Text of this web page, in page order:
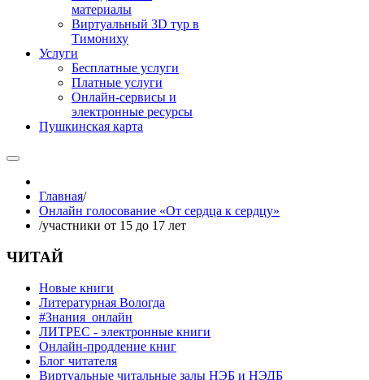
материалы
Виртуальный 3D тур в
Тимониху
Услуги
Бесплатные услуги
Платные услуги
Онлайн-сервисы и
электронные ресурсы
Пушкинская карта
Главная/
Онлайн голосование «От сердца к сердцу»
/участники от 15 до 17 лет
ЧИТАЙ
Новые книги
Литературная Вологда
#Знания_онлайн
ЛИТРЕС - электронные книги
Онлайн-продление книг
Блог читателя
Виртуальные читальные залы НЭБ и НЭДБ